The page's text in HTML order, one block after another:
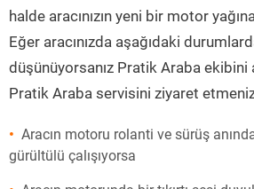
halde aracınızın yeni bir motor
Eğer aracınızda aşağıdaki
düşünüyorsanız Pratik Araba ekibini
Pratik Araba servisini ziyaret
Aracın motoru rolanti ve sürüş
gürültülü çalışıyorsa